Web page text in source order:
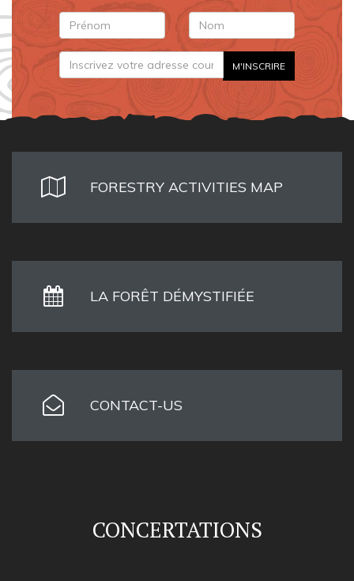
FORESTRY ACTIVITIES MAP
LA FORÊT DÉMYSTIFIÉE
CONTACT-US
CONCERTATIONS